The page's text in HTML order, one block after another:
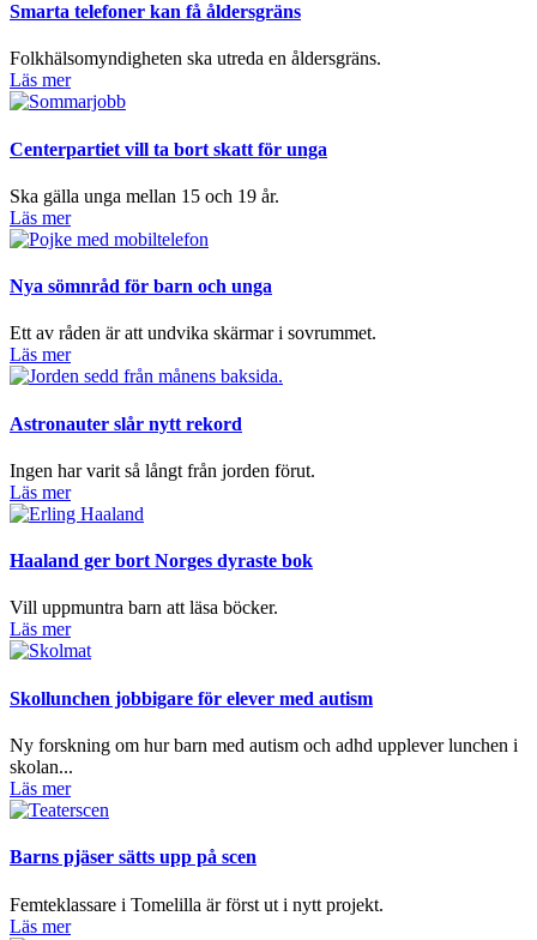
Smarta telefoner kan få åldersgräns
Folkhälsomyndigheten ska utreda en åldersgräns.
Läs mer
Centerpartiet vill ta bort skatt för unga
Ska gälla unga mellan 15 och 19 år.
Läs mer
Nya sömnråd för barn och unga
Ett av råden är att undvika skärmar i sovrummet.
Läs mer
Astronauter slår nytt rekord
Ingen har varit så långt från jorden förut.
Läs mer
Haaland ger bort Norges dyraste bok
Vill uppmuntra barn att läsa böcker.
Läs mer
Skollunchen jobbigare för elever med autism
Ny forskning om hur barn med autism och adhd upplever lunchen i
skolan...
Läs mer
Barns pjäser sätts upp på scen
Femteklassare i Tomelilla är först ut i nytt projekt.
Läs mer